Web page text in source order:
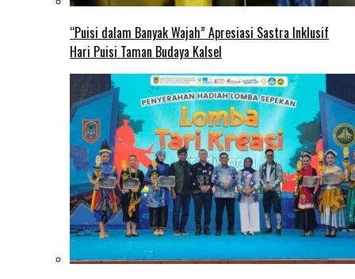
“Puisi dalam Banyak Wajah” Apresiasi Sastra Inklusif
Hari Puisi Taman Budaya Kalsel